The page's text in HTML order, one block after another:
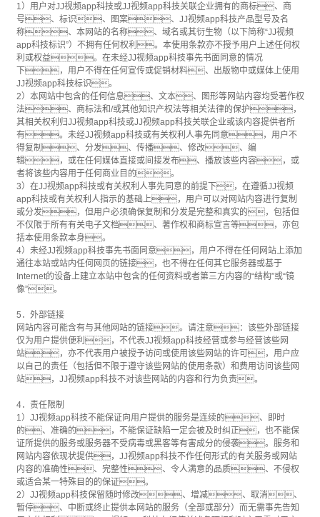
1）用户对JJ视频app科技或JJ视频app科技关联企业拥有的商标、商
号、标识、图案、JJ视频app科技产品型号及名
称、本网站的名称、域名或其衍生物（以下简称“JJ视频
app科技标识”）不拥有任何权利。本使用条款亦不授予用户上述任何权
利或权益。在未经JJ视频app科技事先书面同意的情况
下，用户不得在任何宣传或促销材料、出版物中或媒体上使用
JJ视频app科技标识。
2）本网站中包含的任何信息、文本、图形等网站内容均受著作权
法、商标法和/或其他知识产权法等相关法律的保护，
其相关权利归JJ视频app科技或JJ视频app科技关联企业或该内容提供者所
有。未经JJ视频app科技或有关权利人事先同意，用户不
得复制、分发、传播、修改、编
辑，或在任何媒体直接或间接发布、播放该些内容，或
者将该些内容用于任何商业目的。
3）在JJ视频app科技或有关权利人事先同意的前提下，在遵循JJ视频
app科技或有关权利人指示的基础上，用户可以对网站内容进行复制
或分发，但用户必须确保复制和分发是完整和真实的，包括但
不仅限于所有有关电子文档、著作权和商标宣言等，亦包
括本使用条款本身。
4）未经JJ视频app科技事先书面同意，用户不得在任何网站上添加
通往本站或站内任何网页的链接，也不得在任何其它服务器或基于
Internet的设备上建立本站中包含的任何资料或者第三方内容的“结构”或“镜
像”。
5．外部链接
网站内容可能含有与其他网站的链接。请注意：该些外部链接
仅为用户提供便利，不代表JJ视频app科技经营或参与经营该些网
站，亦不代表用户被授予访问或使用该些网站的许可，用户应
以自己的责任（包括但不限于遵守该些网站的使用条款）和费用访问该些网
站，JJ视频app科技不对该些网站的内容和行为负责。
4．责任限制
1）JJ视频app科技不能保证向用户提供的服务是连续的、即时
的、准确的，不能保证缺陷一定会被及时纠正，也不能保
证所提供的服务或服务器不受病毒或黑客等有害成分的侵袭。服务和
网站内容依现状提供，JJ视频app科技不作任何形式的有关服务或网站
内容的准确性、完整性、令人满意的品质、不侵权
或适合某一特殊目的的保证。
2）JJ视频app科技保留随时修改、增减、取消、
暂停、中断或终止提供本网站的服务（全部或部分）而无需事先告知